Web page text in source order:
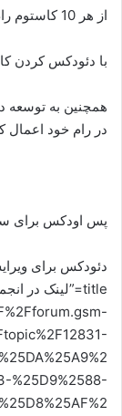
از هر 10 کاستوم رام 9 تایی آنها دئودکس می باشند
با دئودکس کردن
همچنین به توسعه
در رام خود اعمال
پس اودکس برای
%25D9%2588-